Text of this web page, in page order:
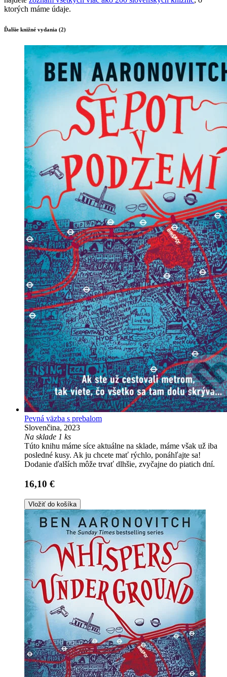
ktorých máme údaje.
Ďalšie knižné vydania (2)
Pevná väzba s prebalom
Slovenčina, 2023
Na sklade 1 ks
Túto knihu máme síce aktuálne na sklade, máme však už iba
posledné kusy. Ak ju chcete mať rýchlo, ponáhľajte sa!
Dodanie ďalších môže trvať dlhšie, zvyčajne do piatich dní.
16,10 €
Vložiť do košíka